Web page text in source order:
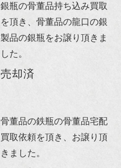
銀瓶の骨董品持ち込み買取
を頂き、骨董品の龍口の銀
製品の銀瓶をお譲り頂きま
した。
売却済
骨董品の鉄瓶の骨董品宅配
買取依頼を頂き、お譲り頂
きました。